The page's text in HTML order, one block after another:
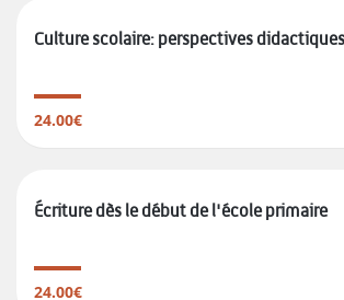
Culture scolaire: perspectives didactiques
24.00€
Écriture dès le début de l'école primaire
24.00€